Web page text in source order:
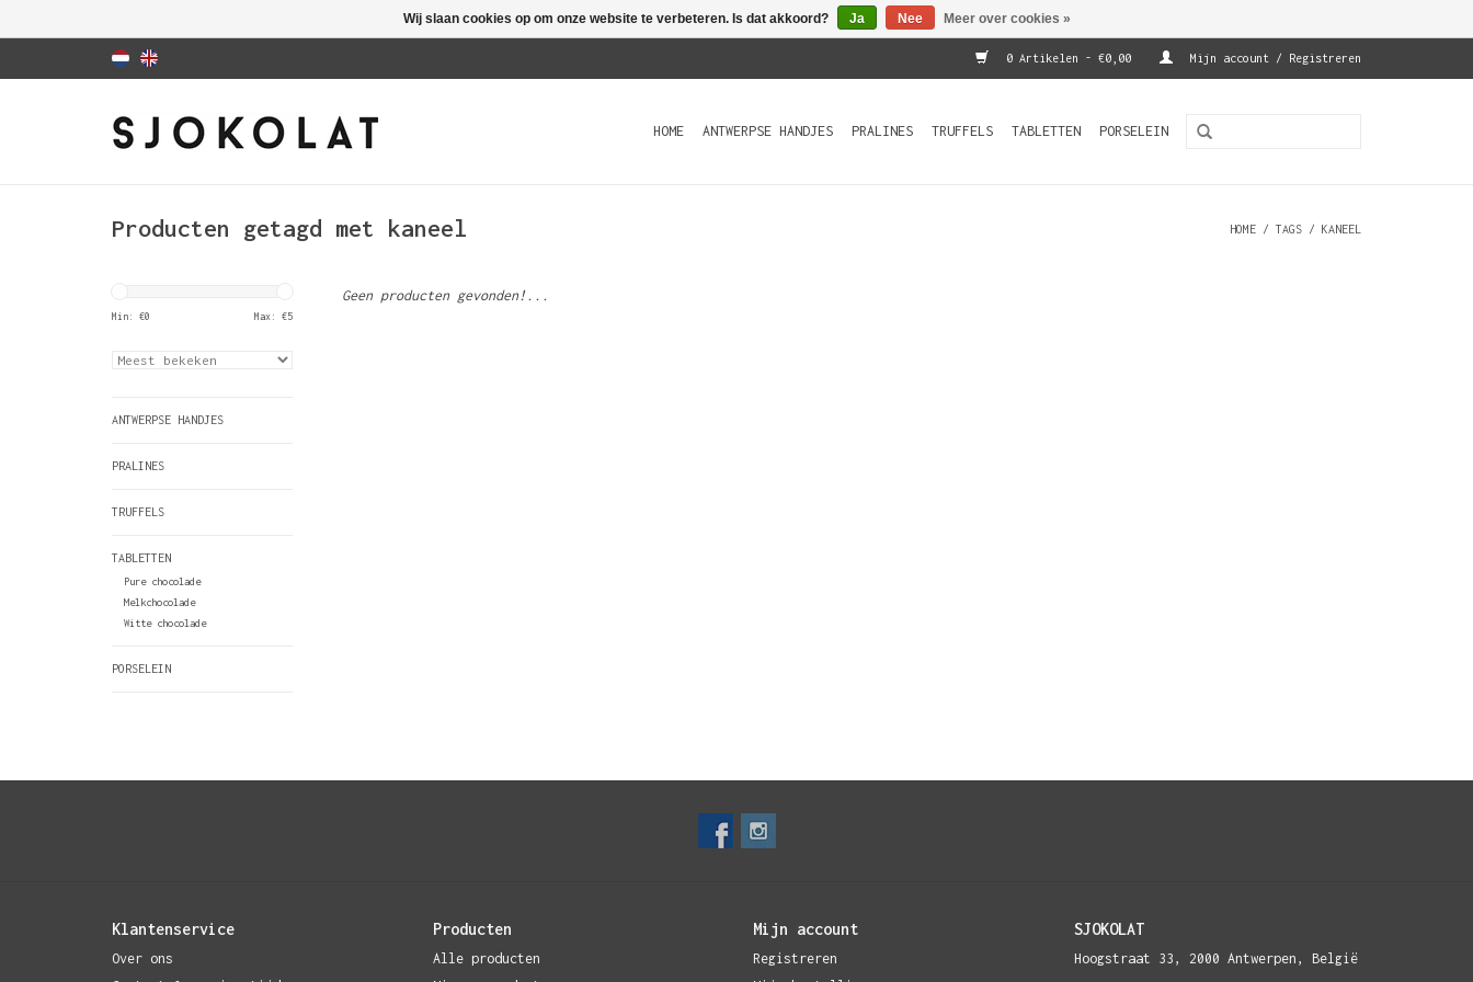
0 Artikelen - €0,00 Mijn account / Registreren
HOME ANTWERPSE HANDJES PRALINES TRUFFELS TABLETTEN PORSELEIN
Producten getagd met kaneel HOME / TAGS / KANEEL
Min: €0 Max: €5
ANTWERPSE HANDJES
PRALINES
TRUFFELS
TABLETTEN
Pure chocolade
Melkchocolade
Witte chocolade
PORSELEIN
Geen producten gevonden!...
Klantenservice
Over ons
Producten
Alle producten
Mijn account
Registreren
SJOKOLAT
Hoogstraat 33, 2000 Antwerpen, België
Wij slaan cookies op om onze website te verbeteren. Is dat akkoord? Ja Nee Meer over cookies »